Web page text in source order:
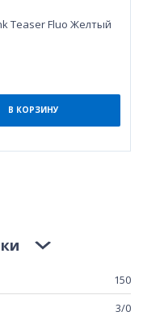
Teaser Fluo Желтый
В КОРЗИНУ
150
3/0